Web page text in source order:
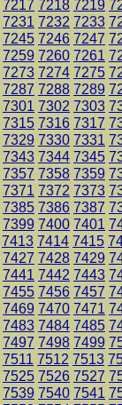
7217 7218 7219
7231 7232 7233
7245 7246 7247
7259 7260 7261
7273 7274 7275
7287 7288 7289
7301 7302 7303
7315 7316 7317
7329 7330 7331
7343 7344 7345
7357 7358 7359
7371 7372 7373
7385 7386 7387
7399 7400 7401
7413 7414 7415
7427 7428 7429
7441 7442 7443
7455 7456 7457
7469 7470 7471
7483 7484 7485
7497 7498 7499
7511 7512 7513
7525 7526 7527
7539 7540 7541